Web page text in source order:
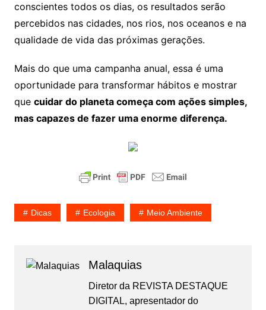
conscientes todos os dias, os resultados serão
percebidos nas cidades, nos rios, nos oceanos e na
qualidade de vida das próximas gerações.
Mais do que uma campanha anual, essa é uma
oportunidade para transformar hábitos e mostrar
que cuidar do planeta começa com ações simples,
mas capazes de fazer uma enorme diferença.
Dicas Ecologia Meio Ambiente
Malaquias
Diretor da REVISTA DESTAQUE
DIGITAL, apresentador do